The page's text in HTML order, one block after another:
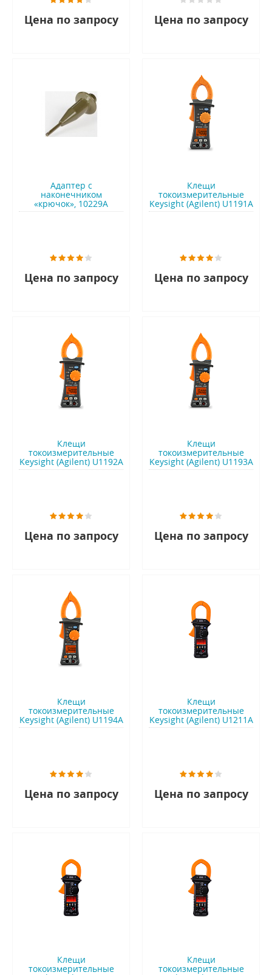
Цена по запросу Цена по запросу
Адаптер с
наконечником
«крючок», 10229A
Цена по запросу
Клещи
токоизмерительные
Keysight (Agilent) U1191A
Цена по запросу
Клещи
токоизмерительные
Keysight (Agilent) U1192A
Цена по запросу
Клещи
токоизмерительные
Keysight (Agilent) U1193A
Цена по запросу
Клещи
токоизмерительные
Keysight (Agilent) U1194A
Цена по запросу
Клещи
токоизмерительные
Keysight (Agilent) U1211A
Цена по запросу
Клещи
токоизмерительные
Клещи
токоизмерительные